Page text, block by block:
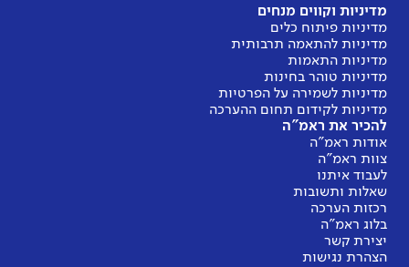
מדיניות וקווים מנחים
מדיניות פיתוח כלים
מדיניות להתאמה תרבותית
מדיניות התאמות
מדיניות טוהר בחינות
מדיניות לשמירה על הפרטיות
מדיניות לקידום תחום ההערכה
להכיר את ראמ"ה
אודות ראמ"ה
צוות ראמ"ה
לעבוד איתנו
שאלות ותשובות
רכזות הערכה
בלוג ראמ"ה
יצירת קשר
הצהרת נגישות